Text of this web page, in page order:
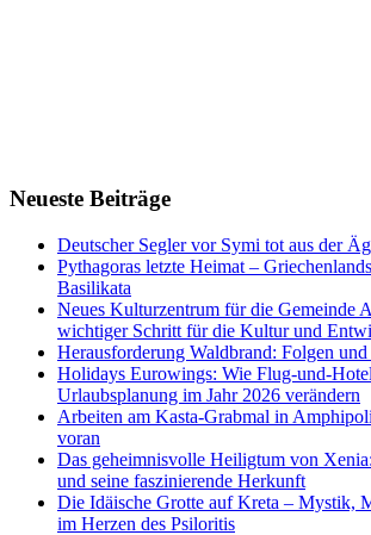
Neueste Beiträge
Deutscher Segler vor Symi tot aus der
Pythagoras letzte Heimat –
Basilikata
Neues Kulturzentrum für die Gemeinde
wichtiger Schritt für die Kultur und
Herausforderung Waldbrand: Folgen
Holidays Eurowings: Wie Flug-und-
Urlaubsplanung im Jahr 2026 verändern
Arbeiten am Kasta-Grabmal in
voran
Das geheimnisvolle Heiligtum von
und seine faszinierende Herkunft
Die Idäische Grotte auf Kreta – Mystik,
im Herzen des Psiloritis